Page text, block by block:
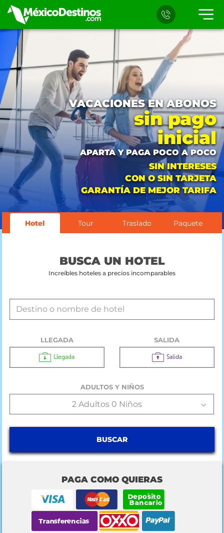
VACACIONES EN ABONOS
sin pago
inicial
APARTA Y PAGA POCO A POCO
SIN INTERESES
CON O SIN TARJETA
GARANTÍA DE MEJOR TARIFA
Hotel Tour Traslado Paquete
BUSCA UN HOTEL
Increíbles hoteles a precios incomparables
LLEGADA
Llegada
SALIDA
Salida
ADULTOS Y NIÑOS
2 Adultos 0 Niños
BUSCAR
PAGA COMO QUIERAS